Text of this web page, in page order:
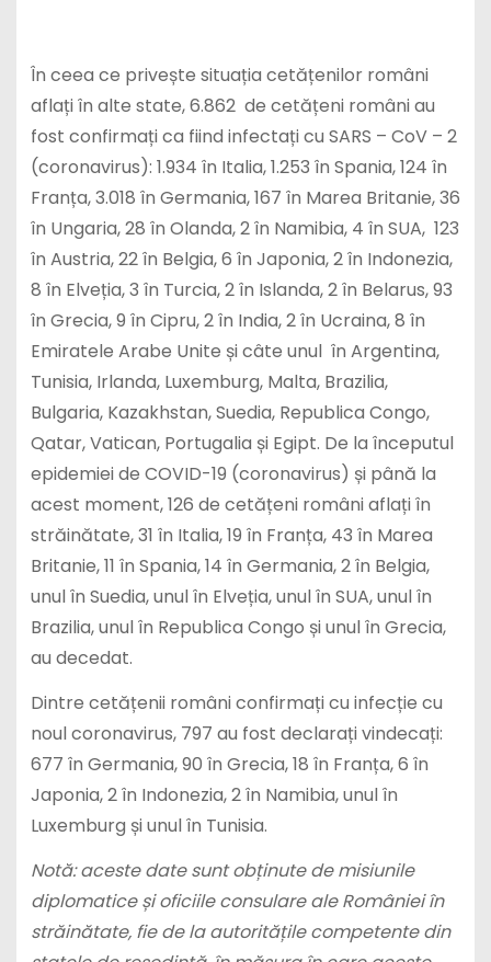
În ceea ce privește situația cetățenilor români
aflați în alte state, 6.862 de cetățeni români au
fost confirmați ca fiind infectați cu SARS – CoV – 2
(coronavirus): 1.934 în Italia, 1.253 în Spania, 124 în
Franța, 3.018 în Germania, 167 în Marea Britanie, 36
în Ungaria, 28 în Olanda, 2 în Namibia, 4 în SUA, 123
în Austria, 22 în Belgia, 6 în Japonia, 2 în Indonezia,
8 în Elveția, 3 în Turcia, 2 în Islanda, 2 în Belarus, 93
în Grecia, 9 în Cipru, 2 în India, 2 în Ucraina, 8 în
Emiratele Arabe Unite și câte unul în Argentina,
Tunisia, Irlanda, Luxemburg, Malta, Brazilia,
Bulgaria, Kazakhstan, Suedia, Republica Congo,
Qatar, Vatican, Portugalia și Egipt. De la începutul
epidemiei de COVID-19 (coronavirus) și până la
acest moment, 126 de cetățeni români aflați în
străinătate, 31 în Italia, 19 în Franța, 43 în Marea
Britanie, 11 în Spania, 14 în Germania, 2 în Belgia,
unul în Suedia, unul în Elveția, unul în SUA, unul în
Brazilia, unul în Republica Congo și unul în Grecia,
au decedat.
Dintre cetățenii români confirmați cu infecție cu
noul coronavirus, 797 au fost declarați vindecați:
677 în Germania, 90 în Grecia, 18 în Franța, 6 în
Japonia, 2 în Indonezia, 2 în Namibia, unul în
Luxemburg și unul în Tunisia.
Notă: aceste date sunt obținute de misiunile
diplomatice și oficiile consulare ale României în
străinătate, fie de la autoritățile competente din